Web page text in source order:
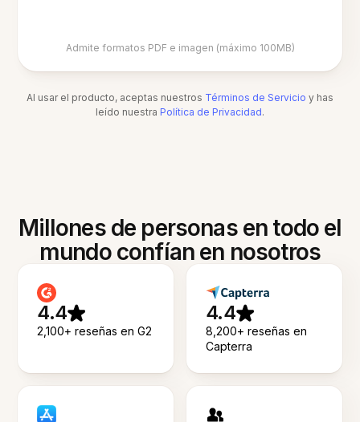
Admite formatos PDF e imagen (máximo 100MB)
Al usar el producto, aceptas nuestros Términos de Servicio y has
leído nuestra Política de Privacidad.
Millones de personas en todo el
mundo confían en nosotros
4.4
2,100+ reseñas en G2
4.4
8,200+ reseñas en
Capterra